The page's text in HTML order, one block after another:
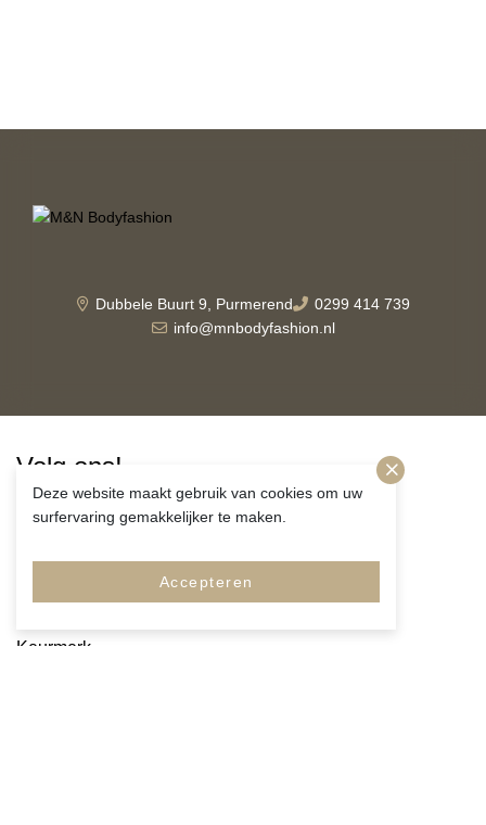
Deze website maakt gebruik van cookies om uw
surfervaring gemakkelijker te maken.
Accepteren
Dubbele Buurt 9, Purmerend
0299 414 739
info@mnbodyfashion.nl
Volg ons!